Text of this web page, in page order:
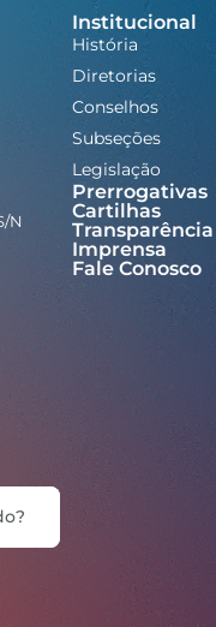
N
Institucional
História
Diretorias
Conselhos
Subseções
Legislação
Prerrogativas
Cartilhas
Transparência
Imprensa
Fale Conosco